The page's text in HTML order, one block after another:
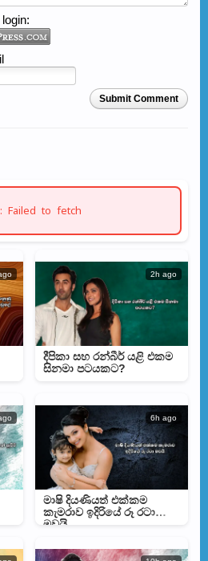
Submit Comment
Failed to fetch
2h ago
දීපිකා සහ රන්බීර් යළි එකම
සිනමා පටයකට?
6h ago
මාෂි දියණියත් එක්කම
කැමරාව ඉදිරියේ රූ රටා
මවයි